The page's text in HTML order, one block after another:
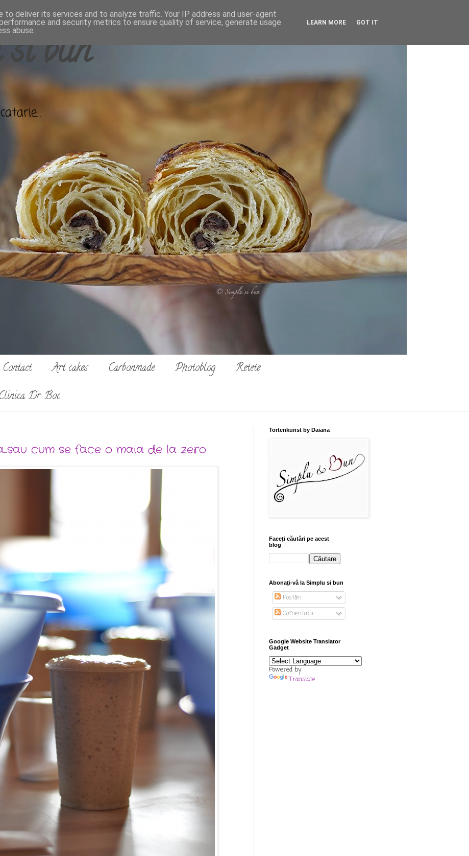
bun
Contact Art cakes Carbonmade Photoblog
Retete
Clinica Dr. Boc
cum se face o maia de la zero
Tortenkunst by Daiana
Faceți căutări pe acest
blog
Abonaţi-vă la Simplu si bun
Postări
Comentarii
Google Website Translator
Gadget
Powered by
Translate
to deliver its services and to analyze traffic. Your IP address and user-agent
and security metrics to ensure quality of service, generate usage
abuse.
LEARN MORE GOT IT